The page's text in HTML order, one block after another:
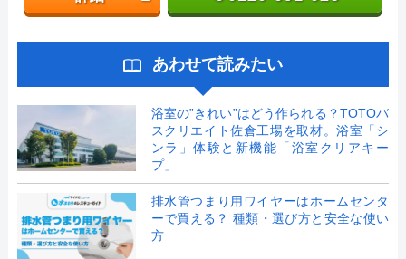
あわせて読みたい
浴室の”きれい”はどう作られる？TOTOバ
スクリエイト佐倉工場を取材。浴室「シ
ンラ」体験と新機能「浴室クリアキー
プ」
排水管つまり用ワイヤーはホームセンタ
ーで買える？ 種類・選び方と安全な使い
方